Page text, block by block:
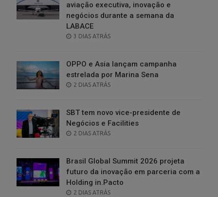
aviação executiva, inovação e
negócios durante a semana da
LABACE
POSTED
3 DIAS ATRÁS
OPPO e Asia lançam campanha
estrelada por Marina Sena
POSTED
2 DIAS ATRÁS
SBT tem novo vice-presidente de
Negócios e Facilities
POSTED
2 DIAS ATRÁS
Brasil Global Summit 2026 projeta
futuro da inovação em parceria com a
Holding in.Pacto
POSTED
2 DIAS ATRÁS